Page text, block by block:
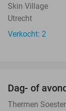
Skin Village
Utrecht
Verkocht: 2
Dag- of
Thermen